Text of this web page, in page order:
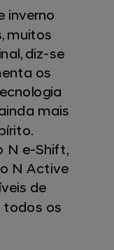
inverno
muitos
diz-se
os
mais
N e-Shift,
N Active
de
todos os